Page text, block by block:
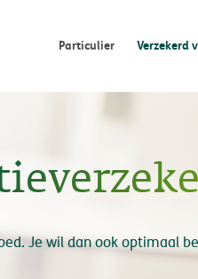
Particulier Verzekerd
Je wil dan ook optimaal